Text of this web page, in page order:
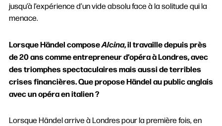
jusqu’à l’expérience d’un vide absolu face à la solitude qui la
menace.
Lorsque Händel composeAlcina, il travaille depuis près
de 20 ans comme entrepreneur d’opéra à Londres, avec
des triomphes spectaculaires mais aussi de terribles
crises financières. Que propose Händel au public anglais
avec un opéra en italien ?
Lorsque Händel arrive à Londres pour la première fois, en